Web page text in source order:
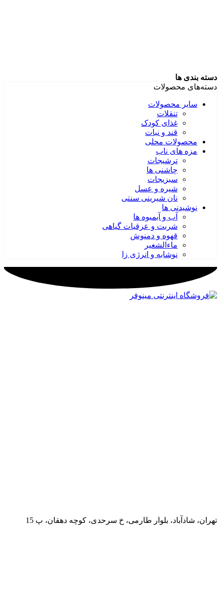
دسته بندی ها
دسته‌های محصولات
سایر محصولات
تنقلات
غذای کودک
قند و نبات
محصولات محلی
مزه های ناب
ترشیجات
چاشنی ها
سبزیجات
شیره و عسل
نان شیرینی سنتی
نوشیدنی ها
آب و آبمیوه ها
شربت و عرقیات گیاهی
قهوه و دمنوش
ماءالشعیر
نوشابه و انرژی زا
تهران، شادآباد، بلوار طارمی، خ سرحدی، کوچه دهقان، پ 15